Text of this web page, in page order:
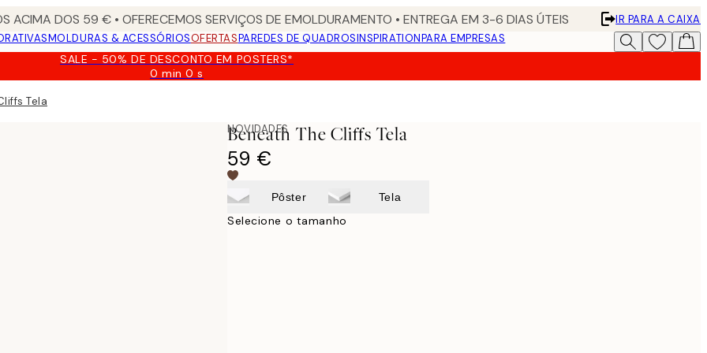
ACIMA DOS 59 € • OFERECEMOS SERVIÇOS DE EMOLDURAMENTO • ENTREGA EM 3-6 DIAS ÚTEIS
IR PARA A CAIXA
MOLDURAS & ACESSÓRIOSOFERTASPAREDES DE QUADROSINSPIRATIONPARA EMPRESAS
SALE - 50% DE DESCONTO EM POSTERS*
0 min0 s
Válido
Tela
NOVIDADES
Beneath The Cliffs Tela
59 €
Pôster Tela
Selecione o tamanho